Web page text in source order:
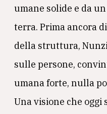
umane solide e da
terra. Prima ancora
della struttura,
sulle persone,
umana forte, nulla
Una visione che